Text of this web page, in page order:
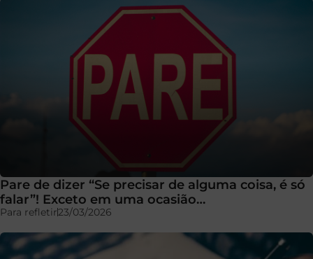
Pare de dizer “Se precisar de alguma coisa, é só
falar”! Exceto em uma ocasião…
Para refletir23/03/2026